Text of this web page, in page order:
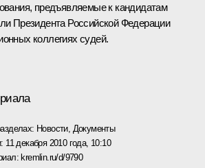
предъявляемые к кандидатам
Президента Российской Федерации
коллегиях судей.
Новости, Документы
11 декабря 2010 года, 10:10
kremlin.ru/d/9790